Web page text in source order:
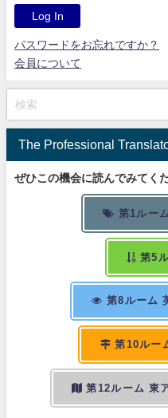
パスワードをお忘れですか？
会員について
The Professional
ぜひこの機会に読んでみてく
第1ルー
第5
第8ルーム
第10ルー
第12ルーム 東